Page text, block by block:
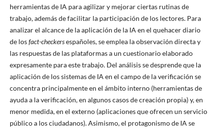
herramientas de IA para agilizar y mejorar ciertas rutinas de
trabajo, además de facilitar la participación de los lectores. Para
analizar el alcance de la aplicación de la IA en el quehacer diario
de losfact-checkersespañoles, se emplea la observación directa y
las respuestas de las plataformas a un cuestionario elaborado
expresamente para este trabajo. Del análisis se desprende que la
aplicación de los sistemas de IA en el campo de la verificación se
concentra principalmente en el ámbito interno (herramientas de
ayuda a la verificación, en algunos casos de creación propia) y, en
menor medida, en el externo (aplicaciones que ofrecen un servicio
público a los ciudadanos). Asimismo, el protagonismo de IA se